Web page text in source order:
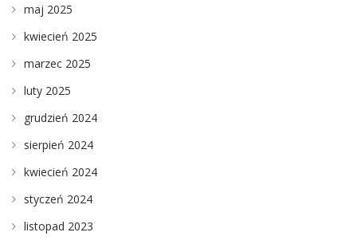
maj 2025
kwiecień 2025
marzec 2025
luty 2025
grudzień 2024
sierpień 2024
kwiecień 2024
styczeń 2024
listopad 2023